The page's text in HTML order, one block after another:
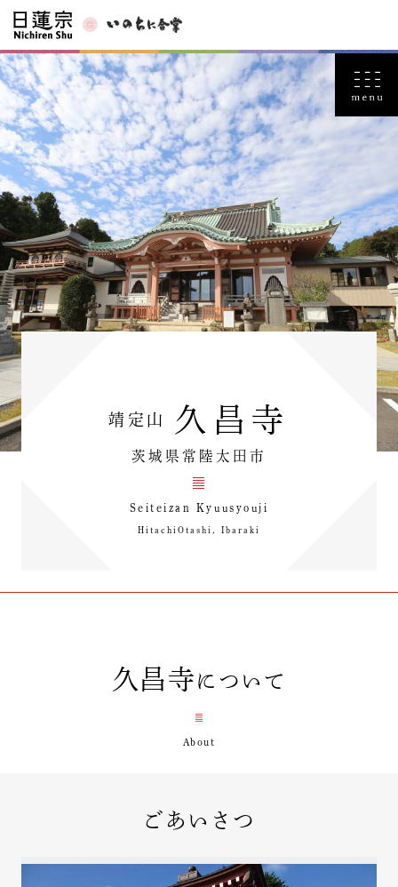
靖定山 久昌寺
茨城県常陸太田市
Seiteizan Kyuusyouji
HitachiOtashi, Ibaraki
久昌寺 について
ごあいさつ